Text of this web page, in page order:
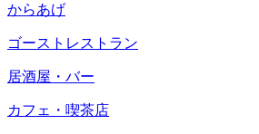
からあげ
ゴーストレストラン
居酒屋・バー
カフェ・喫茶店